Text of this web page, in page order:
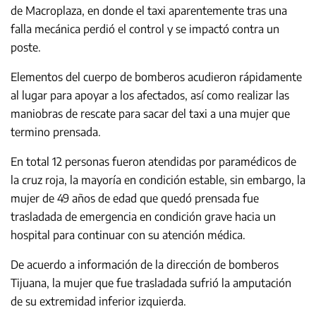
de Macroplaza, en donde el taxi aparentemente tras una
falla mecánica perdió el control y se impactó contra un
poste.
Elementos del cuerpo de bomberos acudieron rápidamente
al lugar para apoyar a los afectados, así como realizar las
maniobras de rescate para sacar del taxi a una mujer que
termino prensada.
En total 12 personas fueron atendidas por paramédicos de
la cruz roja, la mayoría en condición estable, sin embargo, la
mujer de 49 años de edad que quedó prensada fue
trasladada de emergencia en condición grave hacia un
hospital para continuar con su atención médica.
De acuerdo a información de la dirección de bomberos
Tijuana, la mujer que fue trasladada sufrió la amputación
de su extremidad inferior izquierda.